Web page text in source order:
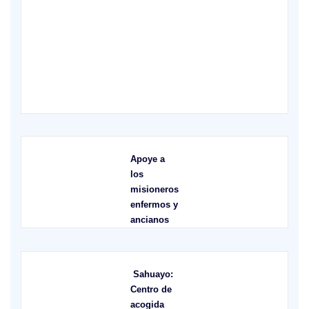
Apoye a
los
misioneros
enfermos y
ancianos
Sahuayo:
Centro de
acogida